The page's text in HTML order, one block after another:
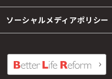
ソーシャルメディアポリシー